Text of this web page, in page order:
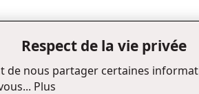
Respect de la vie privée
de nous partager certaines
Plus